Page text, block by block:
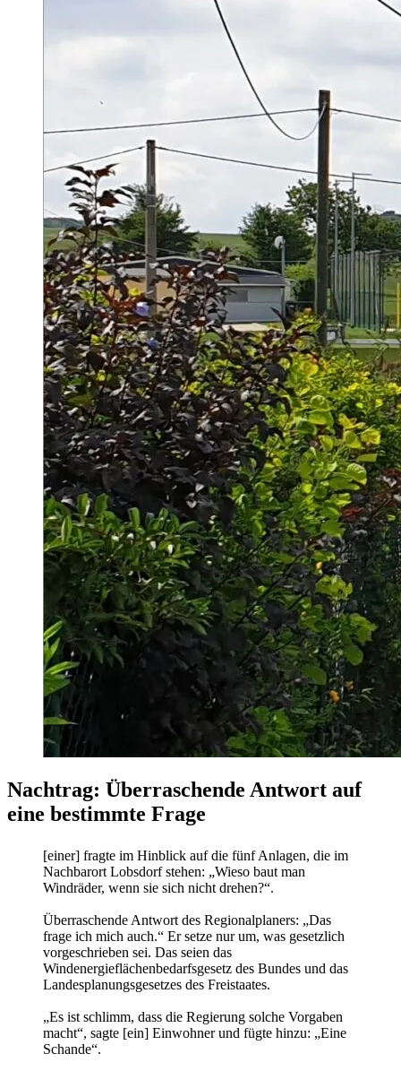
Nachtrag: Überraschende Antwort auf
eine bestimmte Frage
[einer] fragte im Hinblick auf die fünf Anlagen, die im
Nachbarort Lobsdorf stehen: „Wieso baut man
Windräder, wenn sie sich nicht drehen?“.
Überraschende Antwort des Regionalplaners: „Das
frage ich mich auch.“ Er setze nur um, was gesetzlich
vorgeschrieben sei. Das seien das
Windenergieflächenbedarfsgesetz des Bundes und das
Landesplanungsgesetzes des Freistaates.
„Es ist schlimm, dass die Regierung solche Vorgaben
macht“, sagte [ein] Einwohner und fügte hinzu: „Eine
Schande“.